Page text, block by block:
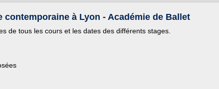
contemporaine à Lyon - Académie de Ballet
de tous les cours et les dates des différents stages.